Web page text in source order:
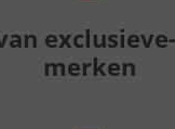
merken